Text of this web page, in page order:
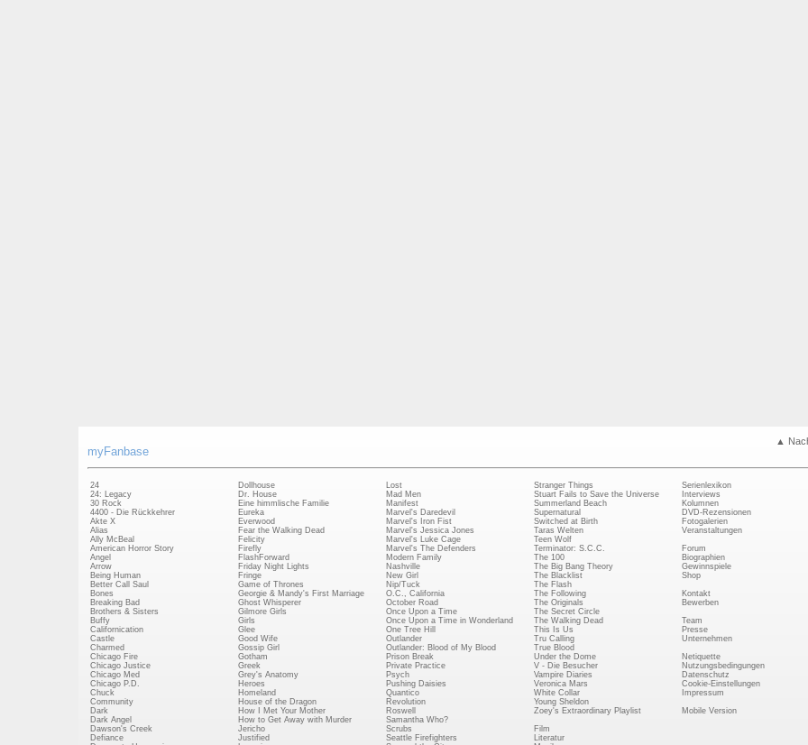
▲
myFanbase
24
24: Legacy
30 Rock
4400 - Die Rückkehrer
Akte X
Alias
Ally McBeal
American Horror Story
Angel
Arrow
Being Human
Better Call Saul
Bones
Breaking Bad
Brothers & Sisters
Buffy
Californication
Castle
Charmed
Chicago Fire
Chicago Justice
Chicago Med
Chicago P.D.
Chuck
Community
Dark
Dark Angel
Dawson's Creek
Defiance
Dollhouse
Dr. House
Eine himmlische Familie
Eureka
Everwood
Fear the Walking Dead
Felicity
Firefly
FlashForward
Friday Night Lights
Fringe
Game of Thrones
Georgie & Mandy's First Marriage
Ghost Whisperer
Gilmore Girls
Girls
Glee
Good Wife
Gossip Girl
Gotham
Greek
Grey's Anatomy
Heroes
Homeland
House of the Dragon
How I Met Your Mother
How to Get Away with Murder
Jericho
Justified
Lost
Mad Men
Manifest
Marvel's Daredevil
Marvel's Iron Fist
Marvel's Jessica Jones
Marvel's Luke Cage
Marvel's The Defenders
Modern Family
Nashville
New Girl
Nip/Tuck
O.C., California
October Road
Once Upon a Time
Once Upon a Time in Wonderland
One Tree Hill
Outlander
Outlander: Blood of My Blood
Prison Break
Private Practice
Psych
Pushing Daisies
Quantico
Revolution
Roswell
Samantha Who?
Scrubs
Seattle Firefighters
Stranger Things
Stuart Fails to Save the Universe
Summerland Beach
Supernatural
Switched at Birth
Taras Welten
Teen Wolf
Terminator: S.C.C.
The 100
The Big Bang Theory
The Blacklist
The Flash
The Following
The Originals
The Secret Circle
The Walking Dead
This Is Us
Tru Calling
True Blood
Under the Dome
V - Die Besucher
Vampire Diaries
Veronica Mars
White Collar
Young Sheldon
Zoey's Extraordinary Playlist
Film
Literatur
Serienlexikon
Interviews
Kolumnen
DVD-Rezensionen
Fotogalerien
Veranstaltungen
Forum
Biographien
Gewinnspiele
Shop
Kontakt
Bewerben
Team
Presse
Unternehmen
Netiquette
Nutzungsbedingungen
Datenschutz
Cookie-Einstellungen
Impressum
Mobile Version